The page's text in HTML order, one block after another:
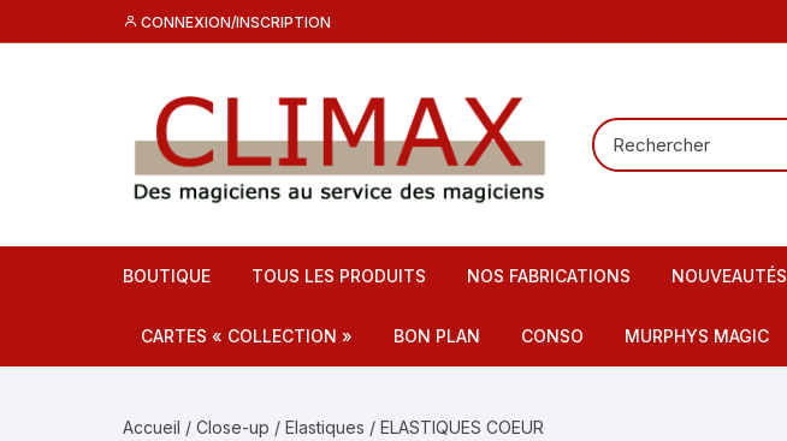
au
CONNEXION/INSCRIPTION
BOUTIQUE TOUS LES PRODUITS NOS FABRICATIONS NOUVEAUTÉS
CARTES « COLLECTION » BON PLAN CONSO MURPHYS MAGIC
Accueil / Close-up / Elastiques / ELASTIQUES COEUR